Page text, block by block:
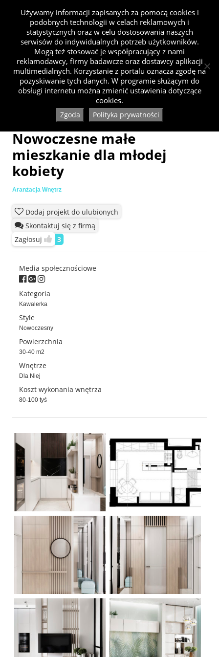
Nowoczesne małe
mieszkanie dla młodej
kobiety
Aranżacja Wnętrz
Dodaj projekt do ulubionych
Skontaktuj się z firmą
Zagłosuj
3
Media społecznościowe
Kategoria
Kawalerka
Style
Nowoczesny
Powierzchnia
30-40 m2
Wnętrze
Dla Niej
Koszt wykonania wnętrza
80-100 tyś
Używamy informacji zapisanych za pomocą cookies i
podobnych technologii w celach reklamowych i
statystycznych oraz w celu dostosowania naszych
serwisów do indywidualnych potrzeb użytkowników.
Mogą też stosować je współpracujący z nami
reklamodawcy, firmy badawcze oraz dostawcy aplikacji
multimedialnych. Korzystanie z portalu oznacza zgodę na
pozyskiwanie tych danych. W programie służącym do
obsługi internetu można zmienić ustawienia dotyczące
cookies.
Zgoda Polityka prywatności